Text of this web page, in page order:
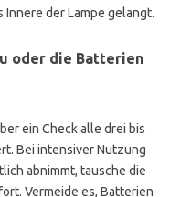
Innere der Lampe gelangt.
oder die Batterien
ein Check alle drei bis
Bei intensiver Nutzung
abnimmt, tausche die
Vermeide es, Batterien